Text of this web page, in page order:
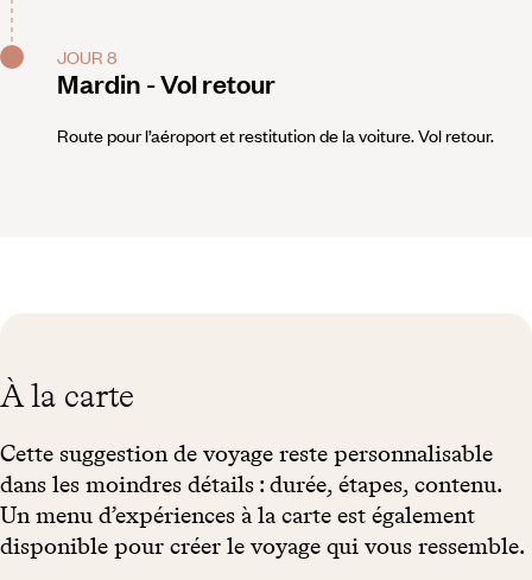
JOUR 8
Mardin - Vol retour
Route pour l’aéroport et restitution de la voiture. Vol retour.
À la carte
Cette suggestion de voyage reste personnalisable
dans les moindres détails : durée, étapes, contenu.
Un menu d’expériences à la carte est également
disponible pour créer le voyage qui vous ressemble.